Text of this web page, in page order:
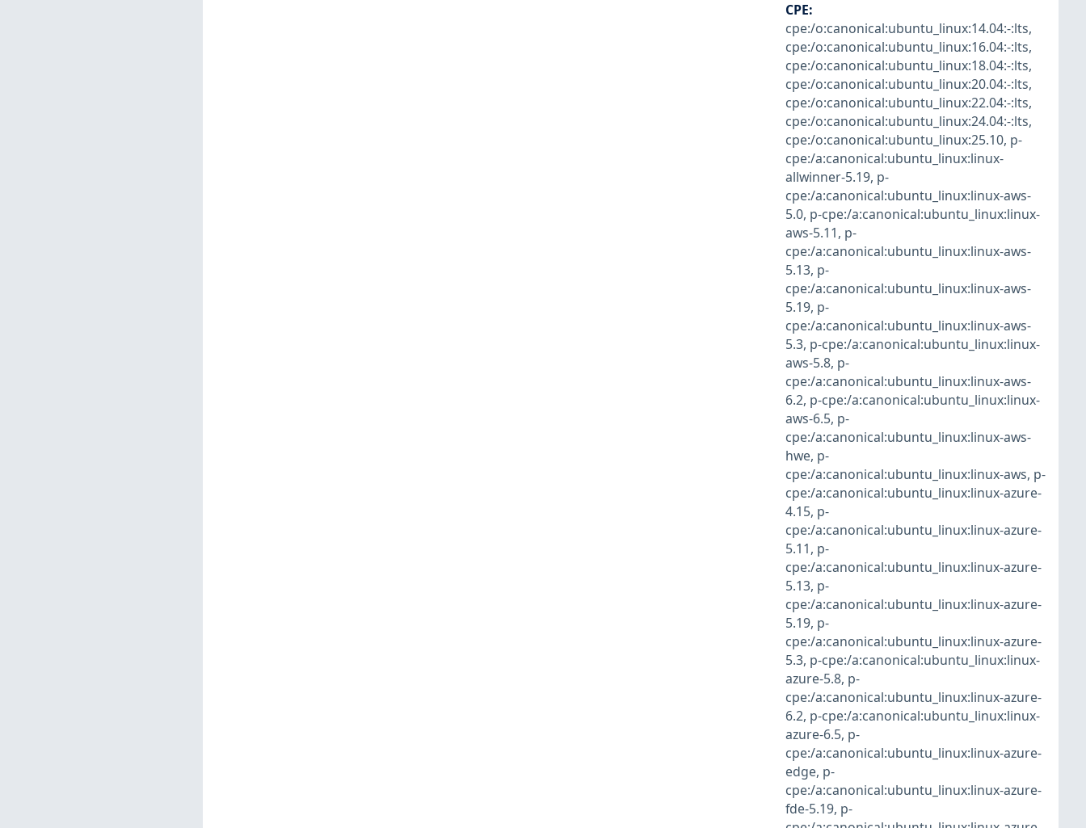
CPE:
cpe:/o:canonical:ubuntu_linux:14.04:-:lts,
cpe:/o:canonical:ubuntu_linux:16.04:-:lts,
cpe:/o:canonical:ubuntu_linux:18.04:-:lts,
cpe:/o:canonical:ubuntu_linux:20.04:-:lts,
cpe:/o:canonical:ubuntu_linux:22.04:-:lts,
cpe:/o:canonical:ubuntu_linux:24.04:-:lts,
cpe:/o:canonical:ubuntu_linux:25.10, p-
cpe:/a:canonical:ubuntu_linux:linux-
allwinner-5.19, p-
cpe:/a:canonical:ubuntu_linux:linux-aws-
5.0, p-cpe:/a:canonical:ubuntu_linux:linux-
aws-5.11, p-
cpe:/a:canonical:ubuntu_linux:linux-aws-
5.13, p-
cpe:/a:canonical:ubuntu_linux:linux-aws-
5.19, p-
cpe:/a:canonical:ubuntu_linux:linux-aws-
5.3, p-cpe:/a:canonical:ubuntu_linux:linux-
aws-5.8, p-
cpe:/a:canonical:ubuntu_linux:linux-aws-
6.2, p-cpe:/a:canonical:ubuntu_linux:linux-
aws-6.5, p-
cpe:/a:canonical:ubuntu_linux:linux-aws-
hwe, p-
cpe:/a:canonical:ubuntu_linux:linux-aws, p-
cpe:/a:canonical:ubuntu_linux:linux-azure-
4.15, p-
cpe:/a:canonical:ubuntu_linux:linux-azure-
5.11, p-
cpe:/a:canonical:ubuntu_linux:linux-azure-
5.13, p-
cpe:/a:canonical:ubuntu_linux:linux-azure-
5.19, p-
cpe:/a:canonical:ubuntu_linux:linux-azure-
5.3, p-cpe:/a:canonical:ubuntu_linux:linux-
azure-5.8, p-
cpe:/a:canonical:ubuntu_linux:linux-azure-
6.2, p-cpe:/a:canonical:ubuntu_linux:linux-
azure-6.5, p-
cpe:/a:canonical:ubuntu_linux:linux-azure-
edge, p-
cpe:/a:canonical:ubuntu_linux:linux-azure-
fde-5.19, p-